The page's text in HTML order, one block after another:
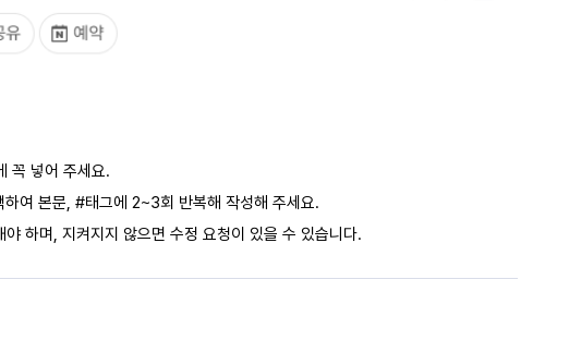
꼭 넣어 주세요.
여 본문, #태그에 2~3회 반복해 작성해 주세요.
하며, 지켜지지 않으면 수정 요청이 있을 수 있습니다.